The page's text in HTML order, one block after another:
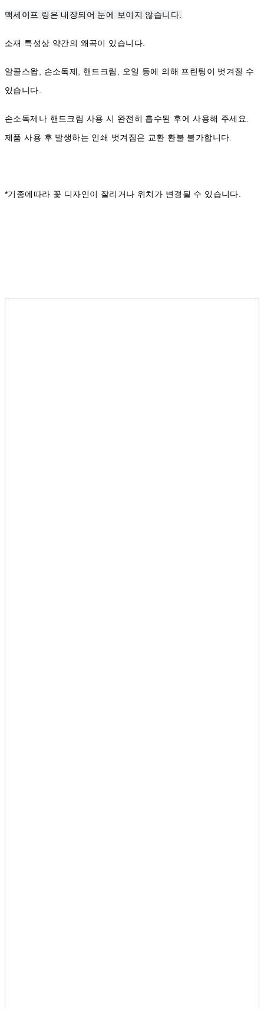
맥세이프 링은 내장되어 눈에 보이지 않습니다.
소재 특성상 약간의 왜곡이 있습니다.
알콜스왑, 손소독제, 핸드크림, 오일 등에 의해 프린팅이 벗겨질 수
있습니다.
손소독제나 핸드크림 사용 시 완전히 흡수된 후에 사용해 주세요.
제품 사용 후 발생하는 인쇄 벗겨짐은 교환 환불 불가합니다.
*기종에따라 꽃 디자인이 잘리거나 위치가 변경될 수 있습니다.